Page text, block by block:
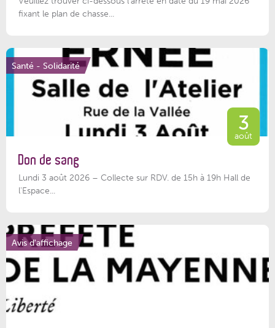
fixant le plan de chasse...
Santé - Solidarité
3
août
Don de sang
Lundi 3 août 2026 – Collecte sur RDV. de 15h à 19h Hall de
l'Espace...
Avis d'affichage